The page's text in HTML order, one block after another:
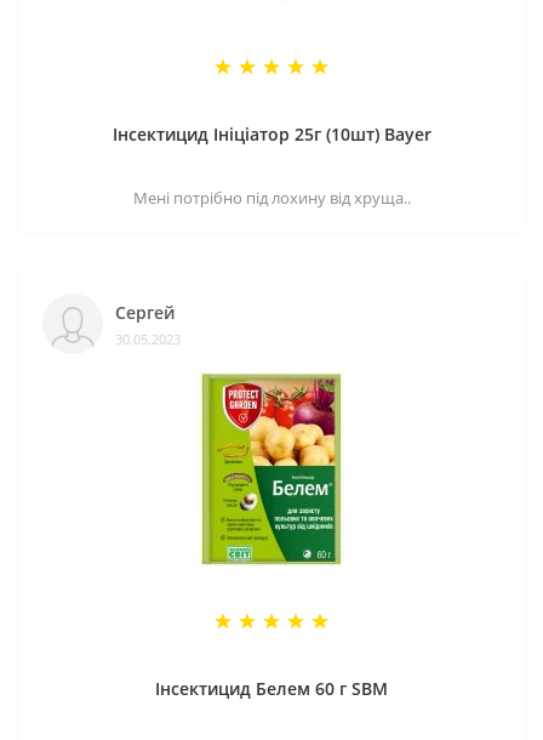
Інсектицид Ініціатор 25г (10шт) Bayer
Мені потрібно під лохину від хруща..
Сергей
30.05.2023
Інсектицид Белем 60 г SBM